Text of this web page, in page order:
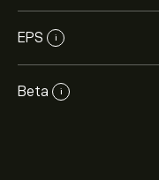
EPS i
Beta i